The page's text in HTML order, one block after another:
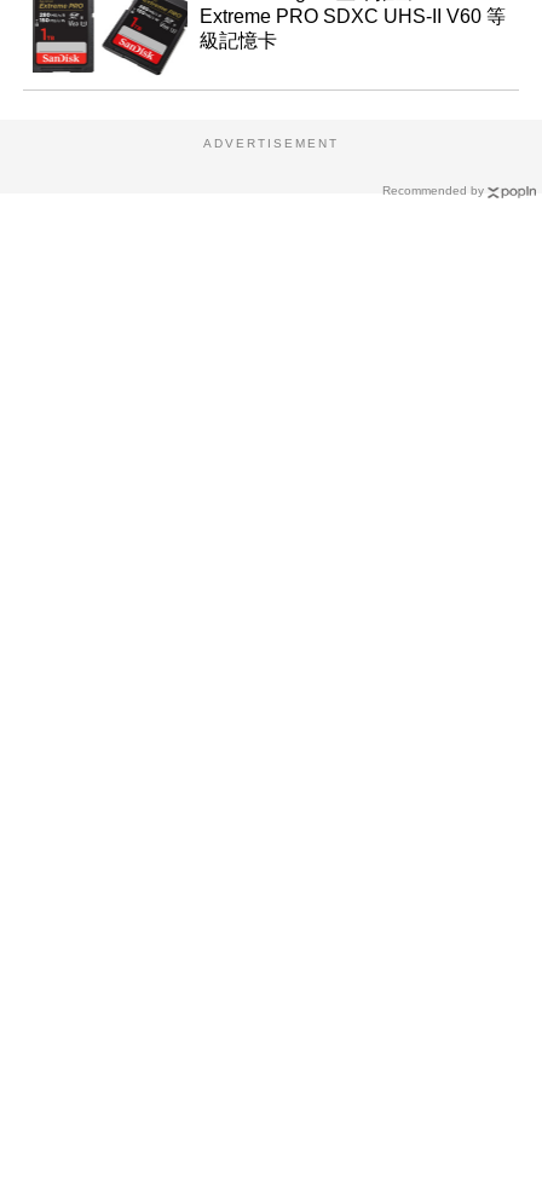
Extreme PRO SDXC UHS-II V60 等
級記憶卡
Recommended by
ADVERTISEMENT